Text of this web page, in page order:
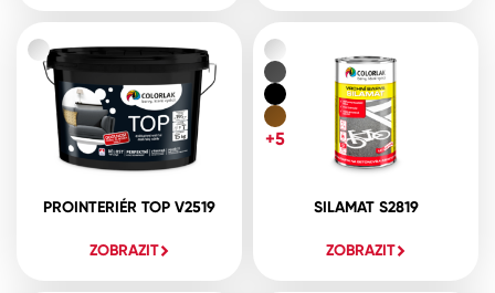
PROINTERIÉR TOP V2519
ZOBRAZIT
SILAMAT S2819
ZOBRAZIT
+5